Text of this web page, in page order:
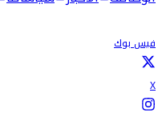
فيس بوك
X